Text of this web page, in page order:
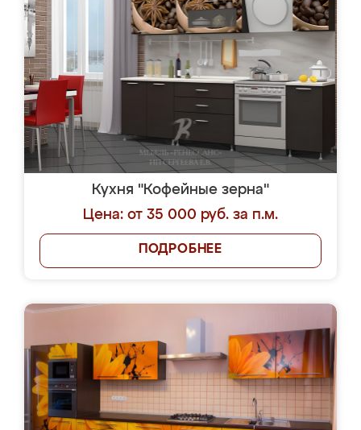
Кухня "Кофейные зерна"
Цена: от 35 000 руб. за п.м.
ПОДРОБНЕЕ